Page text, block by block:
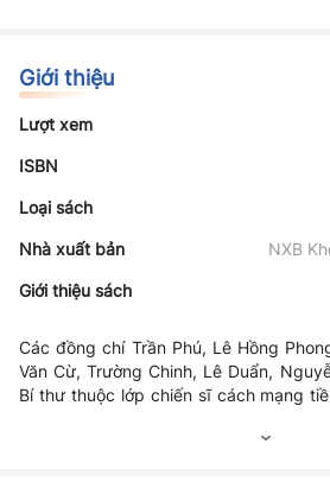
Giới thiệu
Lượt xem
ISBN
Loại sách
Nhà xuất bản
NXB
Giới thiệu sách
Các đồng chí Trần Phú, Lê Hồng
Văn Cừ, Trường Chinh, Lê Duẩn,
Bí thư thuộc lớp chiến sĩ cách mạng
Việt Nam, đã có nhiều cống hiến to